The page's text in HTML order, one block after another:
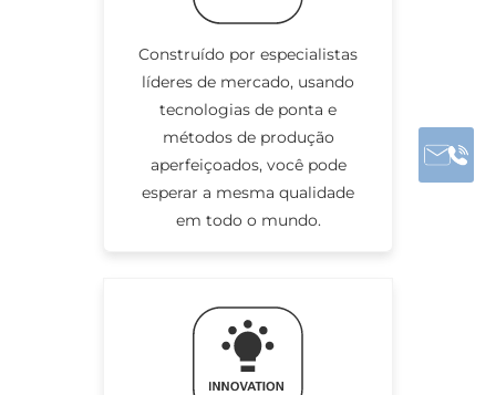
Construído por especialistas
líderes de mercado, usando
tecnologias de ponta e
métodos de produção
aperfeiçoados, você pode
esperar a mesma qualidade
em todo o mundo.